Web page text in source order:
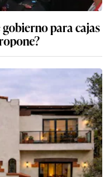
gobierno para cajas